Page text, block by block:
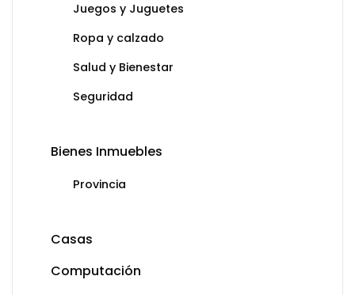
Juegos y Juguetes
Ropa y calzado
Salud y Bienestar
Seguridad
Bienes Inmuebles
Provincia
Casas
Computación